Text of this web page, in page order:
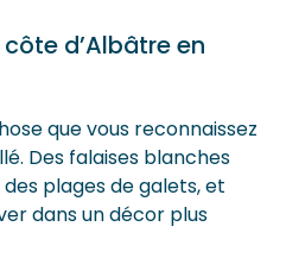
d’Albâtre en
que vous reconnaissez
Des falaises blanches
plages de galets, et
dans un décor plus